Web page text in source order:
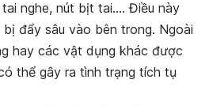
nghe, nút bịt tai…. Điều này
đẩy sâu vào bên trong. Ngoài
hay các vật dụng khác được
thể gây ra tình trạng tích tụ